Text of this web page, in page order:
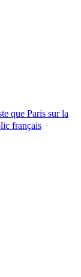
que Paris sur la
français